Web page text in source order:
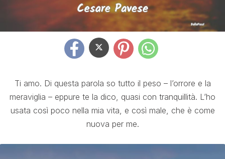
Ti amo. Di questa parola so tutto il peso – l’orrore e la
meraviglia – eppure te la dico, quasi con tranquillità. L’ho
usata così poco nella mia vita, e così male, che è come
nuova per me.